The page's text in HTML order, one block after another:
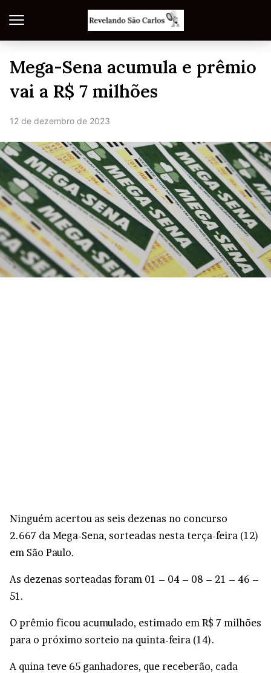
Mega-Sena acumula e prêmio
vai a R$ 7 milhões
12 de dezembro de 2023
Ninguém acertou as seis dezenas no concurso
2.667 da Mega-Sena, sorteadas nesta terça-feira (12)
em São Paulo.
As dezenas sorteadas foram 01 – 04 – 08 – 21 – 46 –
51.
O prêmio ficou acumulado, estimado em R$ 7 milhões
para o próximo sorteio na quinta-feira (14).
A quina teve 65 ganhadores, que receberão, cada